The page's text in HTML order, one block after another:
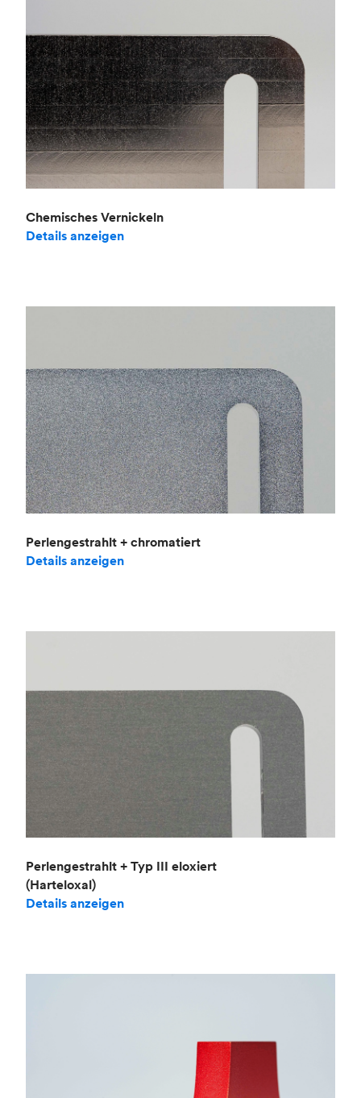
Chemisches Vernickeln
Details anzeigen
Perlengestrahlt + chromatiert
Details anzeigen
Perlengestrahlt + Typ III eloxiert
(Harteloxal)
Details anzeigen